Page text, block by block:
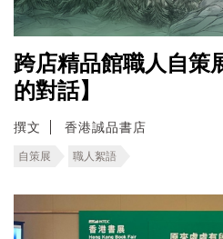
跨店精品館職人自策
的對話】
撰文 香港誠品書店
自策展 職人絮語